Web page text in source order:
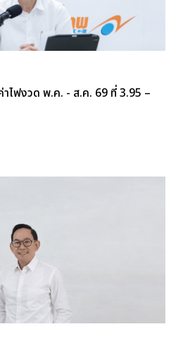
าไฟงวด พ.ค. - ส.ค. 69 ที่ 3.95 –